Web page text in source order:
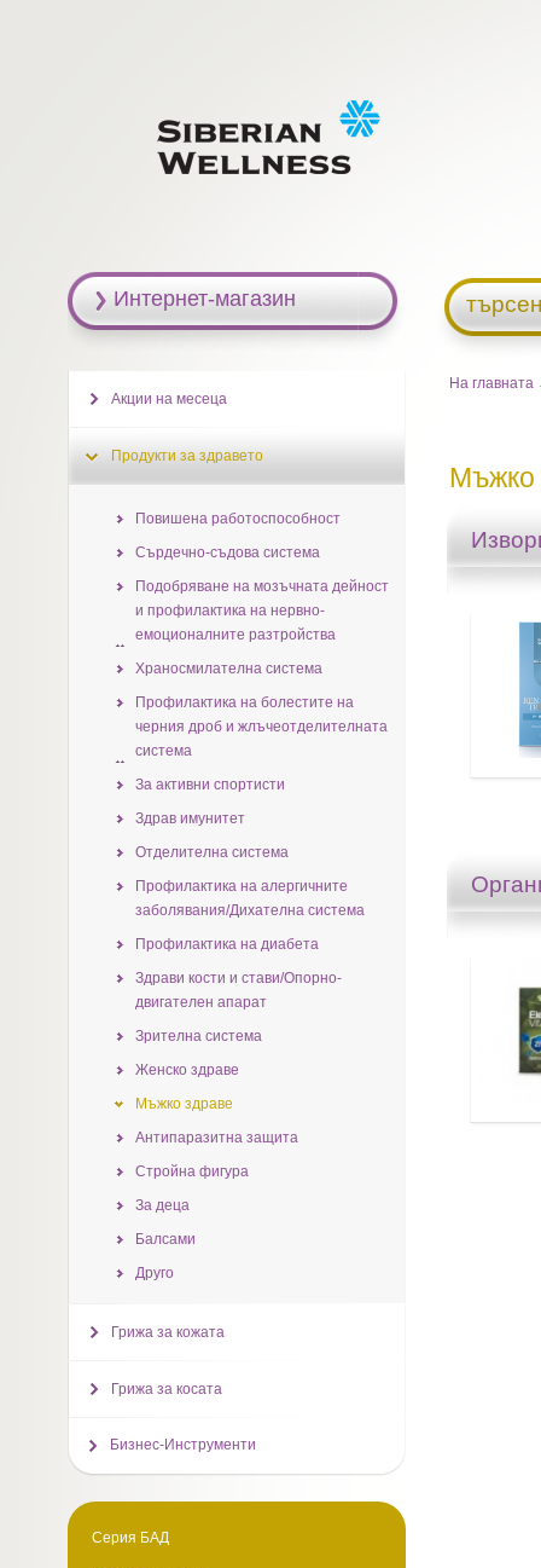
На главната
Мъжко
Интернет-магазин
Акции на месеца
Продукти за здравето
Повишена работоспособност
Сърдечно-съдова система
Подобряване на мозъчната дейност
и профилактика на нервно-
емоционалните разтройства
Храносмилателна система
Профилактика на болестите на
черния дрoб и жлъчеотделителната
система
За активни спортисти
Здрав имунитет
Отделителна система
Профилактика на алергичните
заболявания/Дихателна система
Профилактика на диабета
Здрави кости и стави/Опорно-
двигателен апарат
Зрителна система
Женско здраве
Мъжко здраве
Антипаразитна защита
Стройна фигура
За деца
Балсами
Друго
Грижа за кожата
Грижа за косата
Бизнес-Инструменти
Серия БАД